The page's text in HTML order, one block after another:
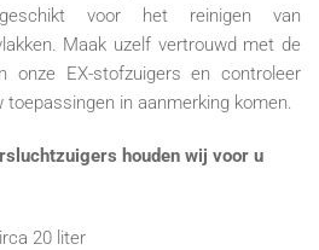
voor het reinigen van
Maak uzelf vertrouwd met de
onze EX-stofzuigers en controleer
toepassingen in aanmerking komen.
houden wij voor u
20 liter